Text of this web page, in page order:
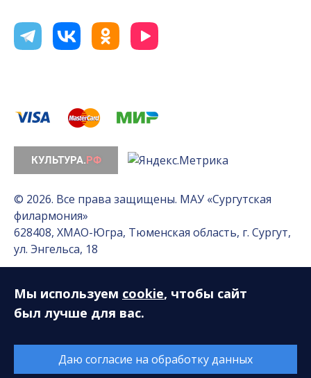
© 2026. Все права защищены. МАУ «Сургутская
филармония»
628408, ХМАО-Югра, Тюменская область, г. Сургут,
ул. Энгельса, 18
Разработка сайта — Интернет-лаборатория
«Делиссимо»
Обслуживание сайта —А1 Интернет-Эксперт
Мы используем cookie, чтобы сайт
был лучше для вас.
Даю согласие на обработку данных